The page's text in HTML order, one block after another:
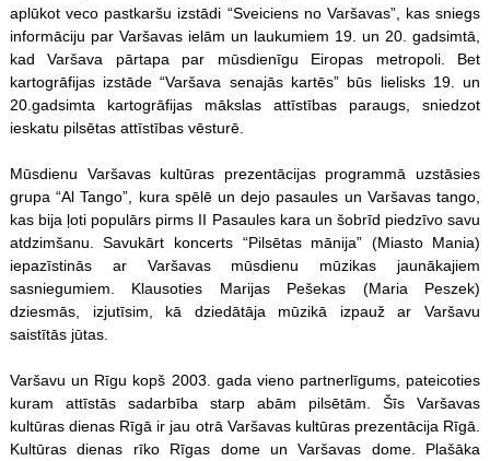
aplūkot veco pastkaršu izstādi “Sveiciens no Varšavas”, kas sniegs
informāciju par Varšavas ielām un laukumiem 19. un 20. gadsimtā,
kad Varšava pārtapa par mūsdienīgu Eiropas metropoli. Bet
kartogrāfijas izstāde “Varšava senajās kartēs” būs lielisks 19. un
20.gadsimta kartogrāfijas mākslas attīstības paraugs, sniedzot
ieskatu pilsētas attīstības vēsturē.
Mūsdienu Varšavas kultūras prezentācijas programmā uzstāsies
grupa “Al Tango”, kura spēlē un dejo pasaules un Varšavas tango,
kas bija ļoti populārs pirms II Pasaules kara un šobrīd piedzīvo savu
atdzimšanu. Savukārt koncerts “Pilsētas mānija” (Miasto Mania)
iepazīstinās ar Varšavas mūsdienu mūzikas jaunākajiem
sasniegumiem. Klausoties Marijas Pešekas (Maria Peszek)
dziesmās, izjutīsim, kā dziedātāja mūzikā izpauž ar Varšavu
saistītās jūtas.
Varšavu un Rīgu kopš 2003. gada vieno partnerlīgums, pateicoties
kuram attīstās sadarbība starp abām pilsētām. Šīs Varšavas
kultūras dienas Rīgā ir jau otrā Varšavas kultūras prezentācija Rīgā.
Kultūras dienas rīko Rīgas dome un Varšavas dome. Plašāka